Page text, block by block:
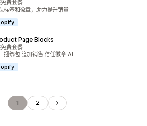
）费套餐
标签和徽章，助力提升销量
Page Blocks
）费套餐
捆绑包 追加销售 信任徽章 AI
1 2